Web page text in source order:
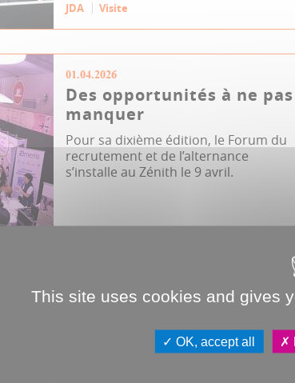
JDA
Visite
01.04.2026
Des opportunités à ne pas
manquer
Pour sa dixième édition, le Forum du
recrutement et de l’alternance
s’installe au Zénith le 9 avril.
This site uses cookies and gives
OK, accept all